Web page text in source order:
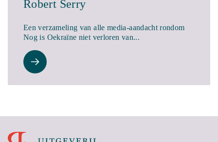
Robert Serry
Een verzameling van alle media-aandacht rondom
Nog is Oekraïne niet verloren van...